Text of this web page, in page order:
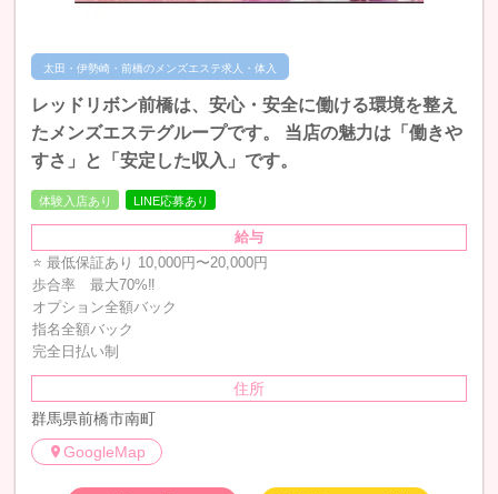
太田・伊勢崎・前橋のメンズエステ求人・体入
レッドリボン前橋は、安心・安全に働ける環境を整え
たメンズエステグループです。 当店の魅力は「働きや
すさ」と「安定した収入」です。
体験入店あり LINE応募あり
給与
⭐ 最低保証あり 10,000円〜20,000円
歩合率 最大70%‼︎
オプション全額バック
指名全額バック
完全日払い制
住所
群馬県前橋市南町
GoogleMap